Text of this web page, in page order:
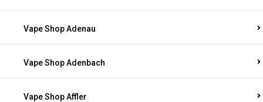
Vape Shop Adenau
Vape Shop Adenbach
Vape Shop Affler